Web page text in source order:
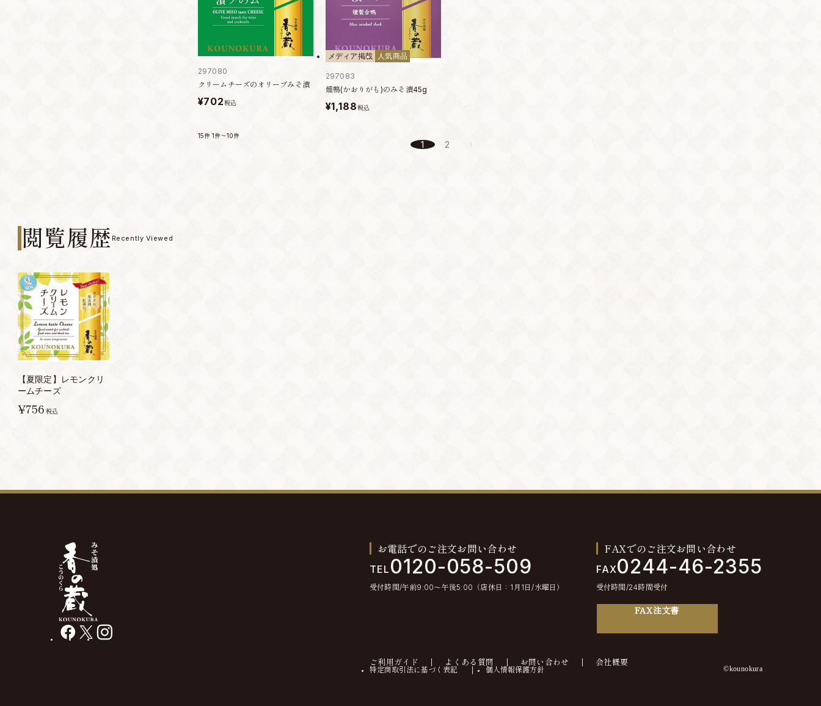
297080
クリームチーズのオリーブみそ漬
¥702税込
メディア掲載 人気商品
297083
燻鴨(かおりがも)のみそ漬45g
¥1,188税込
15件 1件～10件
1 2
閲覧履歴 Recently Viewed
【夏限定】レモンクリ
ームチーズ
¥756税込
facebook
X instagram
お電話でのご注文お問い合わせ
TEL 0120-058-509
受付時間/午前9:00〜午後5:00（店休日：1月1日/水曜日）
FAXでのご注文お問い合わせ
FAX0244-46-2355
受付時間/24時間受付
FAX注文書
ご利用ガイド よくある質問 お問い合わせ 会社概要
特定商取引法に基づく表記 個人情報保護方針 ©kounokura